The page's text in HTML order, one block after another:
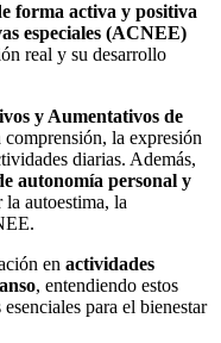
forma activa y positiva
especiales (ACNEE)
real y su desarrollo
y Aumentativos de
comprensión, la expresión
diarias. Además,
autonomía personal y
la autoestima, la
en actividades
, entendiendo estos
para el bienestar